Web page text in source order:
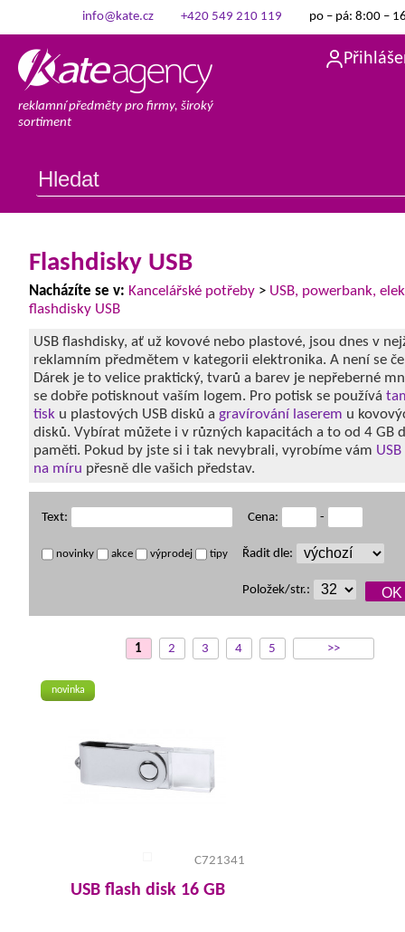
info@kate.cz +420 549 210 119 po – pá: 8:00 –
reklamní předměty pro firmy, široký
sortiment
Flashdisky USB
Nacházíte se v: Kancelářské potřeby > USB, powerbank,
flashdisky USB
USB flashdisky, ať už kovové nebo plastové, jsou dnes v
reklamním předmětem v kategorii elektronika. A není se
Dárek je to velice praktický, tvarů a barev je nepřeberné
se dobře potisknout vaším logem. Pro potisk se používá
tisk u plastových USB disků a gravírování laserem u
disků. Vybírat můžete i v různých kapacitách a to od 4 GB
paměti. Pokud by jste si i tak nevybrali, vyrobíme vám
na míru přesně dle vašich představ.
Text: Cena: -
novinky akce výprodej tipy Řadit dle:
Položek/str.:
1 2 3 4 5 >>
novinka
C721341
USB flash disk 16 GB